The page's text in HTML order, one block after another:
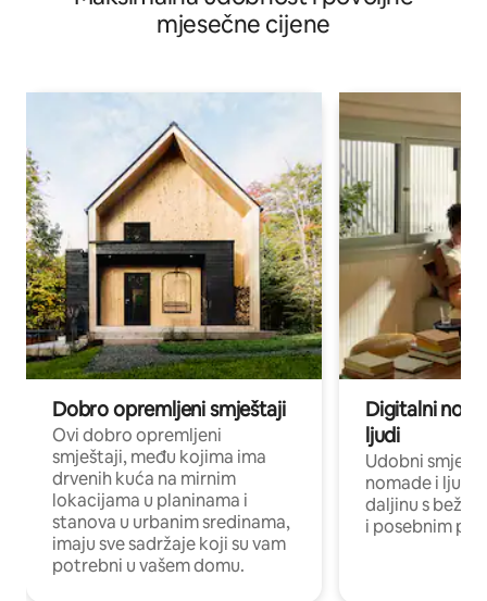
mjesečne cijene
Dobro opremljeni smještaji
Ovi dobro opremljeni
smještaji, među kojima ima
drvenih kuća na mirnim
lokacijama u planinama i
stanova u urbanim sredinama,
imaju sve sadržaje koji su vam
potrebni u vašem domu.
Digitalni
ljudi
Udobni
nomade i ljude
daljinu s
i posebnim